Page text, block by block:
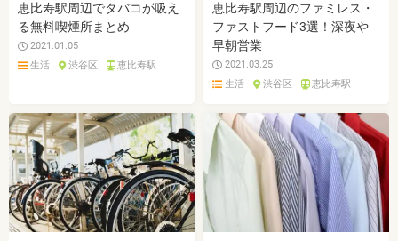
恵比寿駅周辺でタバコが吸え
る無料喫煙所まとめ
2021.01.05
生活
渋谷区 恵比寿駅
恵比寿駅周辺のファミレス・
ファストフード3選！深夜や
早朝営業
2021.03.25
生活
渋谷区 恵比寿駅